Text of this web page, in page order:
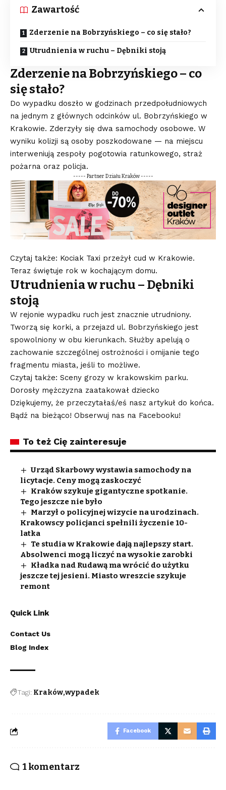
Zawartość
Zderzenie na Bobrzyńskiego – co się stało?
Utrudnienia w ruchu – Dębniki stoją
Zderzenie na Bobrzyńskiego – co
się stało?
Do wypadku doszło w godzinach przedpołudniowych
na jednym z głównych odcinków ul. Bobrzyńskiego w
Krakowie. Zderzyły się dwa samochody osobowe. W
wyniku kolizji są osoby poszkodowane — na miejscu
interweniują zespoły pogotowia ratunkowego, straż
pożarna oraz policja.
----- Partner Działu Kraków -----
Czytaj także: Kociak Taxi przeżył cud w Krakowie.
Teraz świętuje rok w kochającym domu.
Utrudnienia w ruchu – Dębniki
stoją
W rejonie wypadku ruch jest znacznie utrudniony.
Tworzą się korki, a przejazd ul. Bobrzyńskiego jest
spowolniony w obu kierunkach. Służby apelują o
zachowanie szczególnej ostrożności i omijanie tego
fragmentu miasta, jeśli to możliwe.
Czytaj także: Sceny grozy w krakowskim parku.
Dorosły mężczyzna zaatakował dziecko
Dziękujemy, że przeczytałaś/eś nasz artykuł do końca.
Bądź na bieżąco! Obserwuj nas na Facebooku!
To też Cię zainteresuje
Urząd Skarbowy wystawia samochody na
licytacje. Ceny mogą zaskoczyć
Kraków szykuje gigantyczne spotkanie.
Tego jeszcze nie było
Marzył o policyjnej wizycie na urodzinach.
Krakowscy policjanci spełnili życzenie 10-
latka
Te studia w Krakowie dają najlepszy start.
Absolwenci mogą liczyć na wysokie zarobki
Kładka nad Rudawą ma wrócić do użytku
jeszcze tej jesieni. Miasto wreszcie szykuje
remont
Quick Link
Contact Us
Blog Index
Tagi: Kraków wypadek
Facebook
1 komentarz